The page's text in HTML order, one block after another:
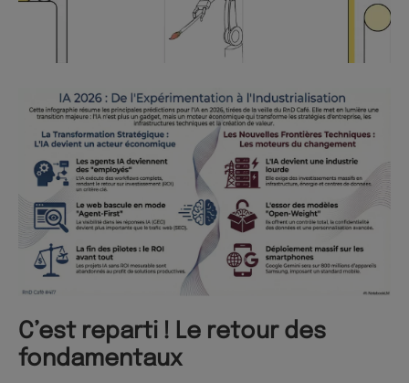
C’est reparti ! Le retour des
fondamentaux